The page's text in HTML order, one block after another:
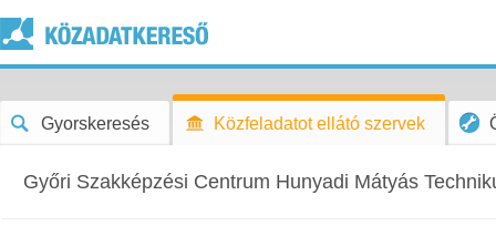
Gyorskeresés Közfeladatot ellátó szervek
Győri Szakképzési Centrum Hunyadi Mátyás